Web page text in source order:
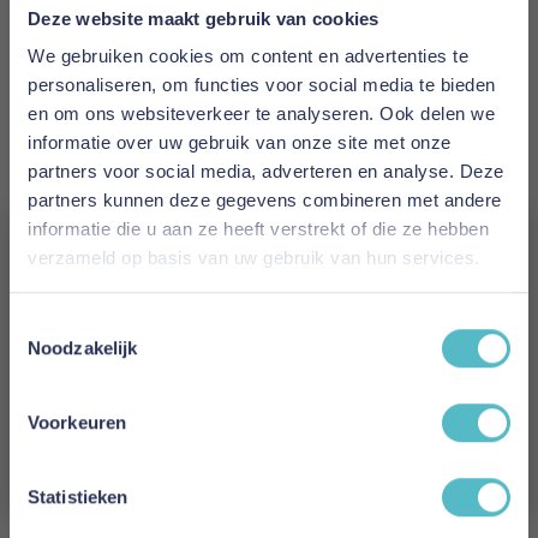
Deze website maakt gebruik van cookies
We gebruiken cookies om content en advertenties te
personaliseren, om functies voor social media te bieden
en om ons websiteverkeer te analyseren. Ook delen we
informatie over uw gebruik van onze site met onze
partners voor social media, adverteren en analyse. Deze
partners kunnen deze gegevens combineren met andere
informatie die u aan ze heeft verstrekt of die ze hebben
verzameld op basis van uw gebruik van hun services.
Noodzakelijk
Voorkeuren
Statistieken
4 weken
Materiaal
100% zijde
Kleur
Taupe
Ravel
Schrijf uw eigen review
E-mail